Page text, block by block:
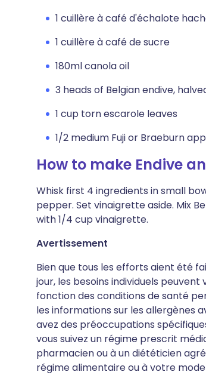
1 cuillère à café d'échalote
1 cuillère à café de sucre
180ml canola oil
3 heads of Belgian endive,
1 cup torn escarole leaves
1/2 medium Fuji or Braeburn
How to make Endive
Whisk first 4 ingredients in small
pepper. Set vinaigrette aside. Mix
with 1/4 cup vinaigrette.
Avertissement
Bien que tous les efforts aient été
jour, les besoins individuels
fonction des conditions de santé
les informations sur les allergènes
avez des préoccupations
vous suivez un régime prescrit
pharmacien ou à un diététicien
régime alimentaire ou à votre mode